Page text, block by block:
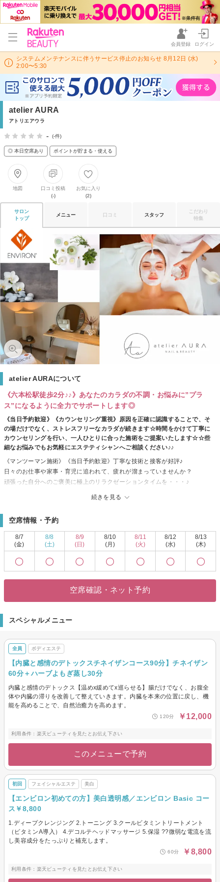
会員登録 ログイン
システムメンテナンスに伴うサービス停止のお知らせ 8月12日 (水)
2:00〜5:30
atelier AURA
アトリエアウラ
- (-件)
◎ 本日空席あり ポイントが貯まる・使える
地図
口コミ投稿
(-)
お気に入り
(2)
サロン
トップ
メニュー 口コミ スタッフ
こだわり
特集
atelier AURAについて
《六本松駅徒歩2分♪♪》あなたのカラダの不調・お悩みに”プラ
ス”になるように全力でサポートします◎
《当日予約歓迎》《カウンセリング重視》原因を正確に認識することで、そ
の場だけでなく、ストレスフリーなカラダが続きます☆時間をかけて丁寧に
カウンセリングを行い、一人ひとりに合った施術をご提案いたします☆☆些
細なお悩みでもお気軽にエステティシャンへご相談ください♪♪
続きを見る
《マンツーマン施術》《当日予約歓迎》丁寧な技術と接客が好評♪
日々のお仕事や家事・育児に追われて、疲れが溜まっていませんか？
頑張った自分へのご褒美に極上のリラクゼーションタイムを・・・♪
空席情報・予約
8/7
(金)
8/8
(土)
8/9
(日)
8/10
(月)
8/11
(火)
8/12
(水)
8/13
(木)
空席確認・ネット予約
スペシャルメニュー
全員 ボディエステ
【内臓と感情のデトックスチネイザンコース90分】チネイザン
60分＋ハーブよもぎ蒸し30分
内臓と感情のデトックス【温めx緩めてx巡らせる】腸だけでなく、お腹全
体や内臓の滞りを改善して整えていきます。内臓を本来の位置に戻し、機
能を高めることで、自然治癒力を高めます。
120分 ￥12,000
利用条件：楽天ビューティを見たとお伝え下さい
このメニューで予約
初回 フェイシャルエステ 美白
【エンビロン初めての方】美白透明感／エンビロン Basic コー
ス￥8,800
1.ディープクレンジング 2.トーニング 3.クールビタミントリートメント
（ビタミンA導入） 4.デコルテヘッドマッサージ 5.保湿 ??微弱な電流を流
し美容成分をたっぷりと補充します。
60分 ￥8,800
利用条件：楽天ビューティを見たとお伝え下さい